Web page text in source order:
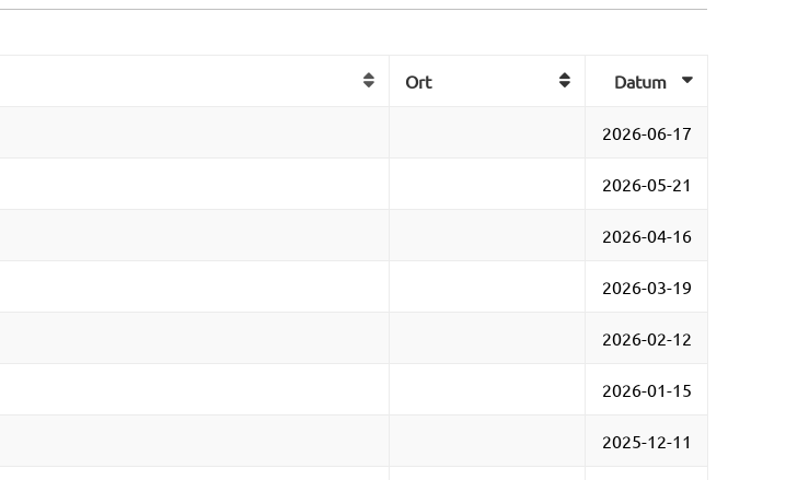
Ort Datum
2026-06-17
2026-05-21
2026-04-16
2026-03-19
2026-02-12
2026-01-15
2025-12-11